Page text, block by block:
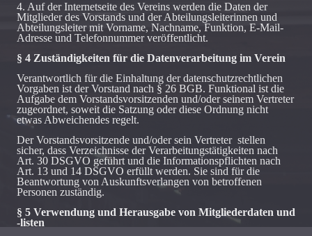
4. Auf der Internetseite des Vereins werden die Daten der
Mitglieder des Vorstands und der Abteilungsleiterinnen und
Abteilungsleiter mit Vorname, Nachname, Funktion, E-Mail-
Adresse und Telefonnummer veröffentlicht.
§ 4 Zuständigkeiten für die Datenverarbeitung im Verein
Verantwortlich für die Einhaltung der datenschutzrechtlichen
Vorgaben ist der Vorstand nach § 26 BGB. Funktional ist die
Aufgabe dem Vorstandsvorsitzenden und/oder seinem Vertreter
zugeordnet, soweit die Satzung oder diese Ordnung nicht
etwas Abweichendes regelt.
Der Vorstandsvorsitzende und/oder sein Vertreter stellen
sicher, dass Verzeichnisse der Verarbeitungstätigkeiten nach
Art. 30 DSGVO geführt und die Informationspflichten nach
Art. 13 und 14 DSGVO erfüllt werden. Sie sind für die
Beantwortung von Auskunftsverlangen von betroffenen
Personen zuständig.
§ 5 Verwendung und Herausgabe von Mitgliederdaten und
-listen